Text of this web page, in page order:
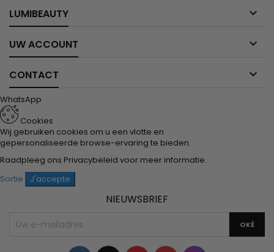
LUMIBEAUTY 
UW ACCOUNT 
CONTACT 
WhatsApp
Cookies
Wij gebruiken cookies om u een vlotte en
gepersonaliseerde browse-ervaring te bieden.
Raadpleeg ons Privacybeleid voor meer informatie.
Sortie
J'accepte
NIEUWSBRIEF